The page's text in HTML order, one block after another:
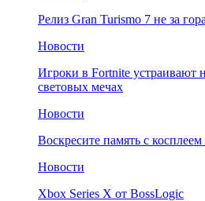
Релиз Gran Turismo 7 не за
Новости
Игроки в Fortnite устраивают
световых мечах
Новости
Воскресите память с
Новости
Xbox Series X от BossLogic